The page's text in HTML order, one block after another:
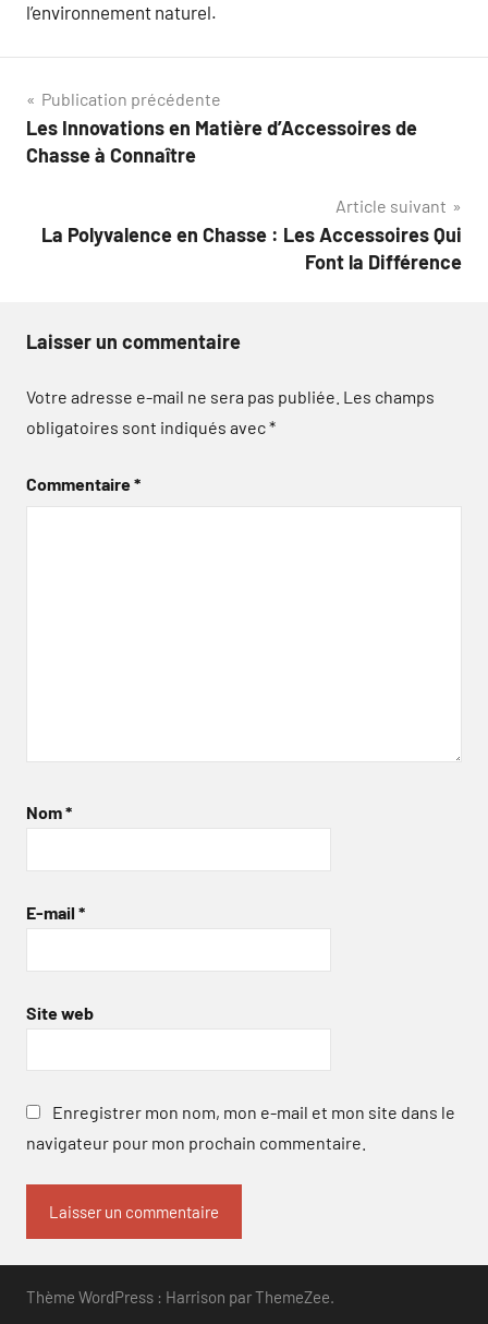
l’environnement naturel.
Navigation
de
Publication précédente
Les Innovations en Matière d’Accessoires de
Chasse à Connaître
Article suivant
La Polyvalence en Chasse : Les Accessoires Qui
Font la Différence
Laisser un commentaire
Votre adresse e-mail ne sera pas publiée. Les champs
obligatoires sont indiqués avec*
Commentaire*
Nom*
E-mail *
Site web
Enregistrer mon nom, mon e-mail et mon site dans le
navigateur pour mon prochain commentaire.
Thème WordPress : Harrison par ThemeZee.